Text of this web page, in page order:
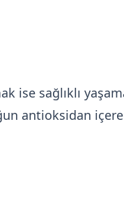
ise sağlıklı
antioksidan